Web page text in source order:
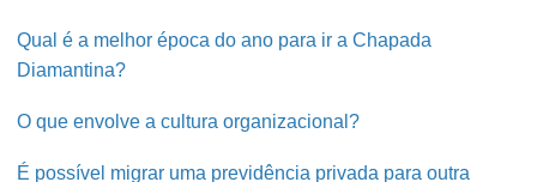
Qual é a melhor época do ano para ir a Chapada
Diamantina?
O que envolve a cultura organizacional?
É possível migrar uma previdência privada para outra